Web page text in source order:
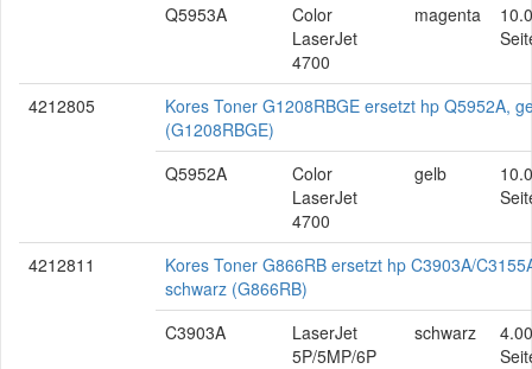
Q5953A
Color
LaserJet
4700
magenta
4212805
Kores Toner G1208RBGE ersetzt hp Q5952A,
(G1208RBGE)
Q5952A
Color
LaserJet
4700
gelb
4212811
Kores Toner G866RB ersetzt hp C3903A/
schwarz (G866RB)
C3903A
LaserJet
5P/5MP/6P
schwarz